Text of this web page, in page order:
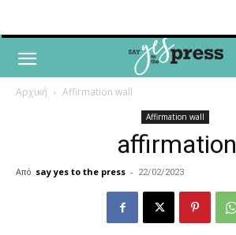
Αρχική Affirmation wall
Affirmation wall
affirmation
Από say yes to the press - 22/02/2023